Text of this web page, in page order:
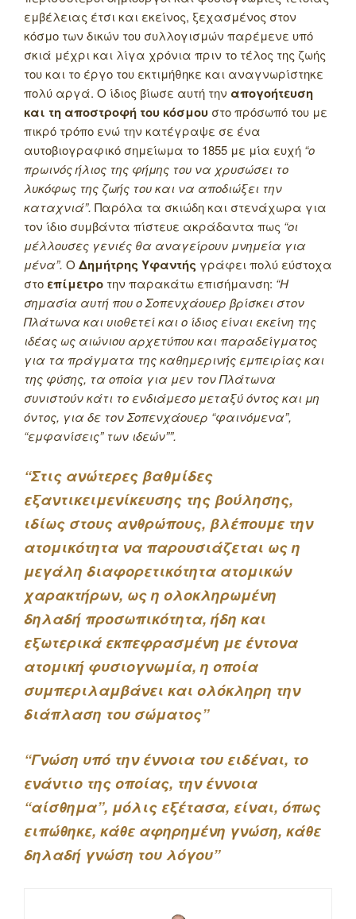
εμβέλειας έτσι και εκείνος, ξεχασμένος στον
κόσμο των δικών του συλλογισμών παρέμενε υπό
σκιά μέχρι και λίγα χρόνια πριν το τέλος της ζωής
του και το έργο του εκτιμήθηκε και αναγνωρίστηκε
πολύ αργά. Ο ίδιος βίωσε αυτή την απογοήτευση
και τη αποστροφή του κόσμου στο πρόσωπό του με
πικρό τρόπο ενώ την κατέγραψε σε ένα
αυτοβιογραφικό σημείωμα το 1855 με μία ευχή “ο
πρωινός ήλιος της φήμης του να χρυσώσει το
λυκόφως της ζωής του και να αποδιώξει την
καταχνιά”. Παρόλα τα σκιώδη και στενάχωρα για
τον ίδιο συμβάντα πίστευε ακράδαντα πως “οι
μέλλουσες γενιές θα αναγείρουν μνημεία για
μένα”. Ο Δημήτρης Υφαντής γράφει πολύ εύστοχα
στο επίμετρο την παρακάτω επισήμανση: “Η
σημασία αυτή που ο Σοπενχάουερ βρίσκει στον
Πλάτωνα και υιοθετεί και ο ίδιος είναι εκείνη της
ιδέας ως αιώνιου αρχετύπου και παραδείγματος
για τα πράγματα της καθημερινής εμπειρίας και
της φύσης, τα οποία για μεν τον Πλάτωνα
συνιστούν κάτι το ενδιάμεσο μεταξύ όντος και μη
όντος, για δε τον Σοπενχάουερ “φαινόμενα”,
“εμφανίσεις” των ιδεών””.
“Στις ανώτερες βαθμίδες
εξαντικειμενίκευσης της βούλησης,
ιδίως στους ανθρώπους, βλέπουμε την
ατομικότητα να παρουσιάζεται ως η
μεγάλη διαφορετικότητα ατομικών
χαρακτήρων, ως η ολοκληρωμένη
δηλαδή προσωπικότητα, ήδη και
εξωτερικά εκπεφρασμένη με έντονα
ατομική φυσιογνωμία, η οποία
συμπεριλαμβάνει και ολόκληρη την
διάπλαση του σώματος”
“Γνώση υπό την έννοια του ειδέναι, το
ενάντιο της οποίας, την έννοια
“αίσθημα”, μόλις εξέτασα, είναι, όπως
ειπώθηκε, κάθε αφηρημένη γνώση, κάθε
δηλαδή γνώση του λόγου”